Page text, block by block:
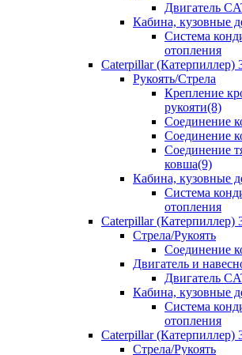
Двигатель
Кабина, кузовные
Система
отопления
Caterpillar (Катерпиллер)
Рукоять/Стрела
Крепление
рукояти(8)
Соединение
Соединение
Соединение
ковша(9)
Кабина, кузовные
Система
отопления
Caterpillar (Катерпиллер)
Стрела/Рукоять
Соединение
Двигатель и
Двигатель
Кабина, кузовные
Система
отопления
Caterpillar (Катерпиллер)
Стрела/Рукоять